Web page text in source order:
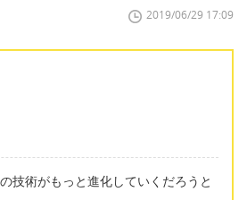
2019/06/29 17:09
技術がもっと進化していくだろうと